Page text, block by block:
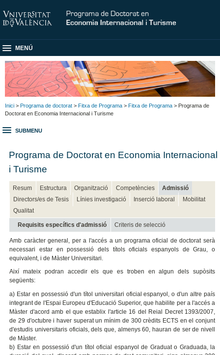
MENÚ
Inici > Programa de doctorat > Fitxa de Programa > Fitxa de Programa > Programa de
Doctorat en Economia Internacional i Turisme
SUBMENU
Programa de Doctorat en Economia Internacional
i Turisme
Resum Estructura Organització Competències
Admissió
Directors/es de Tesis
Línies investigació Inserció laboral
Mobilitat
Qualitat
Requisits específics d'admissió Criteris de selecció
Amb caràcter general, per a l'accés a un programa oficial de doctorat serà
necessari estar en possessió dels títols oficials espanyols de Grau, o
equivalent, i de Màster Universitari.
Així mateix podran accedir els que es troben en algun dels supòsits
següents:
a) Estar en possessió d'un títol universitari oficial espanyol, o d'un altre país
integrant de l'Espai Europeu d'Educació Superior, que habilite per a l'accés a
Màster d'acord amb el que establix l'article 16 del Reial Decret 1393/2007,
de 29 d'octubre i haver superat un mínim de 300 crèdits ECTS en el conjunt
d'estudis universitaris oficials, dels que, almenys 60, hauran de ser de nivell
de Màster.
b) Estar en possessió d'un títol oficial espanyol de Graduat o Graduada, la